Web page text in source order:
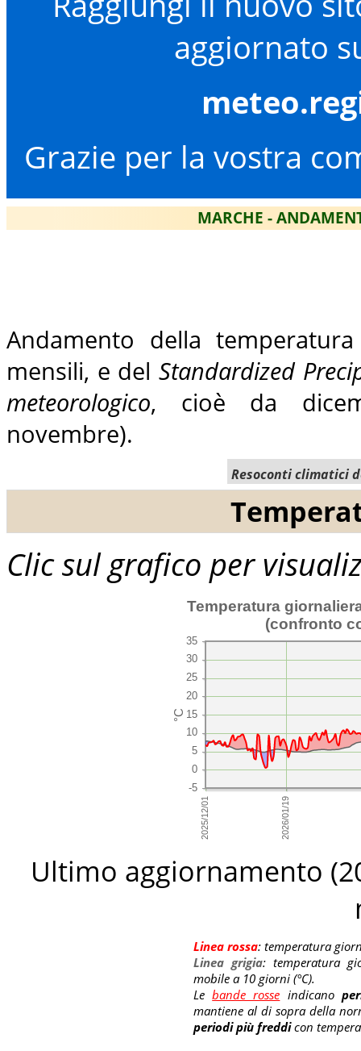
aggiornato
Grazie per la vostra
MARCHE -
Andamento della
mensili, e delStandardized
meteorologico, cioè da
novembre).
Resoconti climatici
Clic sul grafico per
Temperatura
(confronto
Ultimo aggiornamento (
Linea rossa: temperatura
Linea grigia: temperatura
mobile a 10 giorni (°C).
Lebande rosse indicano
mantiene al di sopra della
periodi più freddicon